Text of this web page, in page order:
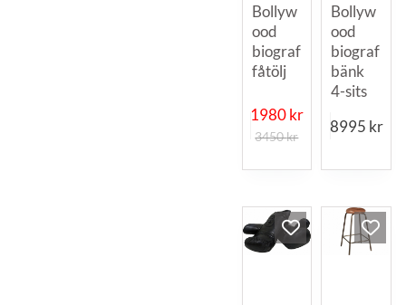
Bollyw
ood
biograf
fåtölj
3450kr
1980kr
Bollyw
ood
biograf
bänk
4-sits
8995 kr